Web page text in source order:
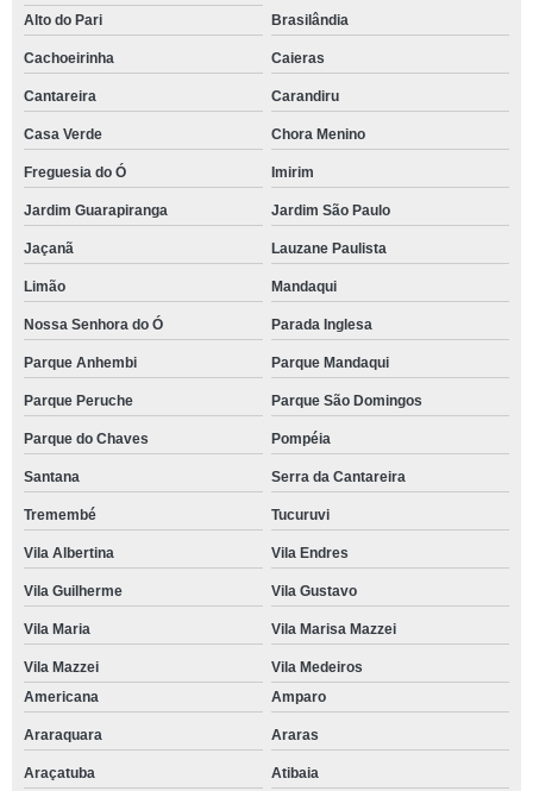
Alto do Pari
Brasilândia
Cachoeirinha Caieras
Cantareira Carandiru
Casa Verde Chora Menino
Freguesia do Ó Imirim
Jardim Guarapiranga Jardim São Paulo
Jaçanã Lauzane Paulista
Limão Mandaqui
Nossa Senhora do Ó Parada Inglesa
Parque Anhembi Parque Mandaqui
Parque Peruche Parque São Domingos
Parque do Chaves Pompéia
Santana Serra da Cantareira
Tremembé Tucuruvi
Vila Albertina Vila Endres
Vila Guilherme Vila Gustavo
Vila Maria Vila Marisa Mazzei
Vila Mazzei
Vila Medeiros
Americana
Amparo
Araraquara Araras
Araçatuba Atibaia